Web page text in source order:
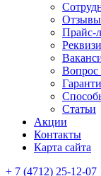
Отзывы
Прайс-
Вопрос
Статьи
Акции
Контакты
Карта сайта
+ 7 (4712) 25-12-07